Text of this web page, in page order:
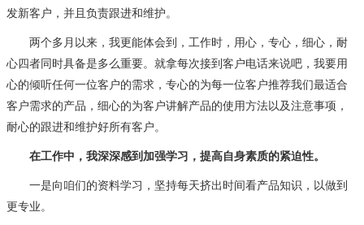
发新客户，并且负责跟进和维护。
两个多月以来，我更能体会到，工作时，用心，专心，细心，耐
心四者同时具备是多么重要。就拿每次接到客户电话来说吧，我要用
心的倾听任何一位客户的需求，专心的为每一位客户推荐我们最适合
客户需求的产品，细心的为客户讲解产品的使用方法以及注意事项，
耐心的跟进和维护好所有客户。
在工作中，我深深感到加强学习，提高自身素质的紧迫性。
一是向咱们的资料学习，坚持每天挤出时间看产品知识，以做到
更专业。